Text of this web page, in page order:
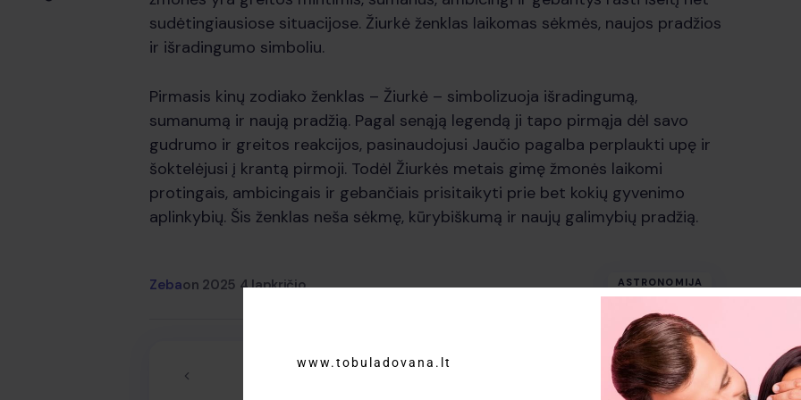
sudėtingiausiose situacijose. Žiurkė ženklas laikomas sėkmės, naujos pradžios
ir išradingumo simboliu.
Pirmasis kinų zodiako ženklas – Žiurkė – simbolizuoja išradingumą,
sumanumą ir naują pradžią. Pagal senąją legendą ji tapo pirmąja dėl savo
gudrumo ir greitos reakcijos, pasinaudojusi Jaučio pagalba perplaukti upę ir
šoktelėjusi į krantą pirmoji. Todėl Žiurkės metais gimę žmonės laikomi
protingais, ambicingais ir gebančiais prisitaikyti prie bet kokių gyvenimo
aplinkybių. Šis ženklas neša sėkmę, kūrybiškumą ir naujų galimybių pradžią.
Zebaon 2025 4 lapkričio ASTRONOMIJA
www.tobuladovana.lt